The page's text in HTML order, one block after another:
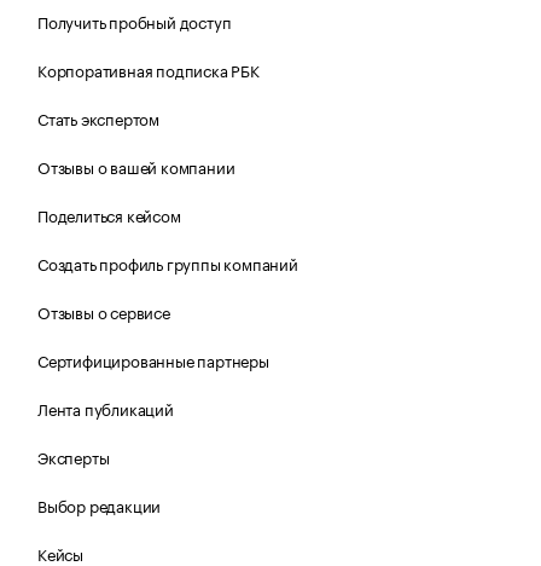
Получить пробный доступ
Корпоративная подписка РБК
Стать экспертом
Отзывы о вашей компании
Поделиться кейсом
Создать профиль группы компаний
Отзывы о сервисе
Сертифицированные партнеры
Лента публикаций
Эксперты
Выбор редакции
Кейсы